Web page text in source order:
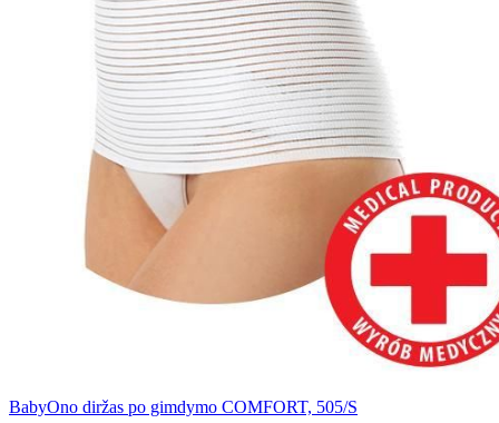
BabyOno diržas po gimdymo COMFORT, 505/S